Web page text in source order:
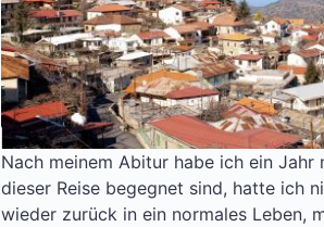
Nach meinem Abitur habe ich ein
dieser Reise begegnet sind, hatte ich
wieder zurück in ein normales Leben,